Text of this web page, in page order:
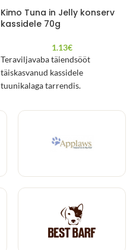
Kimo Tuna in Jelly konserv
kassidele 70g
1.13€
Teraviljavaba täiendsööt
täiskasvanud kassidele
tuunikalaga tarrendis.